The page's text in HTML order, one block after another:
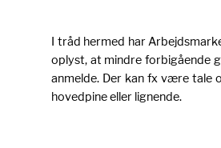
I tråd hermed har
oplyst, at mindre forbigående
anmelde. Der kan fx være tale
hovedpine eller lignende.